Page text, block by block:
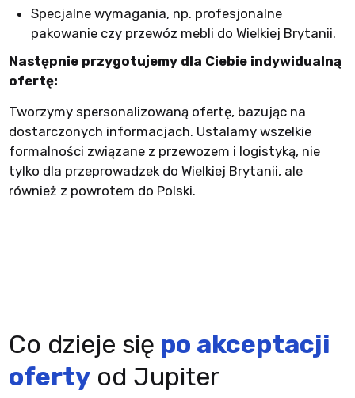
Specjalne wymagania, np. profesjonalne
pakowanie czy przewóz mebli do Wielkiej Brytanii.
Następnie przygotujemy dla Ciebie indywidualną
ofertę:
Tworzymy spersonalizowaną ofertę, bazując na
dostarczonych informacjach. Ustalamy wszelkie
formalności związane z przewozem i logistyką, nie
tylko dla przeprowadzek do Wielkiej Brytanii, ale
również z powrotem do Polski.
Co dzieje się po akceptacji
ofertyod Jupiter